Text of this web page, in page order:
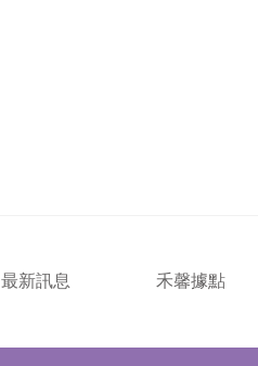
最新訊息 禾馨據點